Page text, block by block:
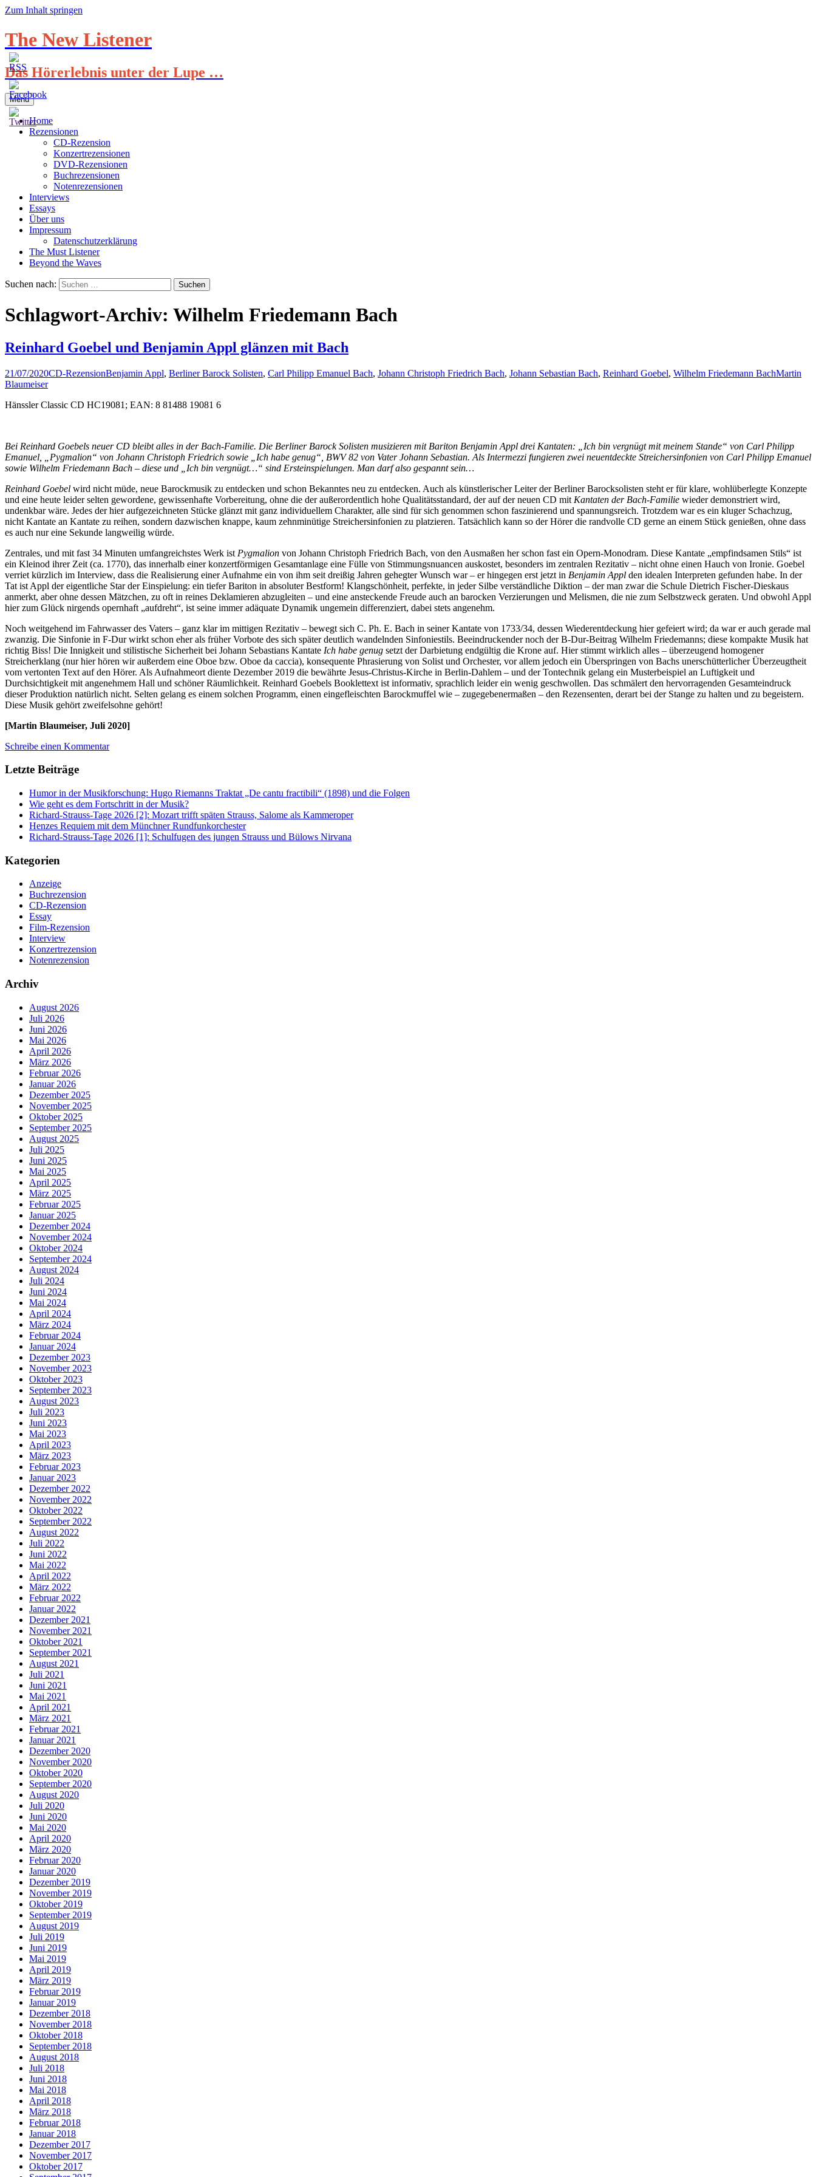
Zum Inhalt springen
The New Listener
Das Hörerlebnis unter der Lupe …
Menü
Home
Rezensionen
CD-Rezension
Konzertrezensionen
DVD-Rezensionen
Buchrezensionen
Notenrezensionen
Interviews
Essays
Über uns
Impressum
Datenschutzerklärung
The Must Listener
Beyond the Waves
Suchen nach:
Schlagwort-Archiv: Wilhelm Friedemann Bach
Reinhard Goebel und Benjamin Appl glänzen mit Bach
21/07/2020CD-RezensionBenjamin Appl, Berliner Barock Solisten, Carl Philipp Emanuel Bach, Johann Christoph Friedrich Bach, Johann Sebastian Bach, Reinhard Goebel, Wilhelm Friedemann BachMartin
Blaumeiser
Hänssler Classic CD HC19081; EAN: 8 81488 19081 6
Bei Reinhard Goebels neuer CD bleibt alles in der Bach-Familie. Die Berliner Barock Solisten musizieren mit Bariton Benjamin Appl drei Kantaten: „Ich bin vergnügt mit meinem Stande“ von Carl Philipp
Emanuel, „Pygmalion“ von Johann Christoph Friedrich sowie „Ich habe genug“, BWV 82 von Vater Johann Sebastian. Als Intermezzi fungieren zwei neuentdeckte Streichersinfonien von Carl Philipp Emanuel
sowie Wilhelm Friedemann Bach – diese und „Ich bin vergnügt…“ sind Ersteinspielungen. Man darf also gespannt sein…
Reinhard Goebel wird nicht müde, neue Barockmusik zu entdecken und schon Bekanntes neu zu entdecken. Auch als künstlerischer Leiter der Berliner Barocksolisten steht er für klare, wohlüberlegte Konzepte
und eine heute leider selten gewordene, gewissenhafte Vorbereitung, ohne die der außerordentlich hohe Qualitätsstandard, der auf der neuen CD mit Kantaten der Bach-Familie wieder demonstriert wird,
undenkbar wäre. Jedes der hier aufgezeichneten Stücke glänzt mit ganz individuellem Charakter, alle sind für sich genommen schon faszinierend und spannungsreich. Trotzdem war es ein kluger Schachzug,
nicht Kantate an Kantate zu reihen, sondern dazwischen knappe, kaum zehnminütige Streichersinfonien zu platzieren. Tatsächlich kann so der Hörer die randvolle CD gerne an einem Stück genießen, ohne dass
es auch nur eine Sekunde langweilig würde.
Zentrales, und mit fast 34 Minuten umfangreichstes Werk ist Pygmalion von Johann Christoph Friedrich Bach, von den Ausmaßen her schon fast ein Opern-Monodram. Diese Kantate „empfindsamen Stils“ ist
ein Kleinod ihrer Zeit (ca. 1770), das innerhalb einer konzertförmigen Gesamtanlage eine Fülle von Stimmungsnuancen auskostet, besonders im zentralen Rezitativ – nicht ohne einen Hauch von Ironie. Goebel
verriet kürzlich im Interview, dass die Realisierung einer Aufnahme ein von ihm seit dreißig Jahren gehegter Wunsch war – er hingegen erst jetzt in Benjamin Appl den idealen Interpreten gefunden habe. In der
Tat ist Appl der eigentliche Star der Einspielung: ein tiefer Bariton in absoluter Bestform! Klangschönheit, perfekte, in jeder Silbe verständliche Diktion – der man zwar die Schule Dietrich Fischer-Dieskaus
anmerkt, aber ohne dessen Mätzchen, zu oft in reines Deklamieren abzugleiten – und eine ansteckende Freude auch an barocken Verzierungen und Melismen, die nie zum Selbstzweck geraten. Und obwohl Appl
hier zum Glück nirgends opernhaft „aufdreht“, ist seine immer adäquate Dynamik ungemein differenziert, dabei stets angenehm.
Noch weitgehend im Fahrwasser des Vaters – ganz klar im mittigen Rezitativ – bewegt sich C. Ph. E. Bach in seiner Kantate von 1733/34, dessen Wiederentdeckung hier gefeiert wird; da war er auch gerade mal
zwanzig. Die Sinfonie in F-Dur wirkt schon eher als früher Vorbote des sich später deutlich wandelnden Sinfoniestils. Beeindruckender noch der B-Dur-Beitrag Wilhelm Friedemanns; diese kompakte Musik hat
richtig Biss! Die Innigkeit und stilistische Sicherheit bei Johann Sebastians Kantate Ich habe genug setzt der Darbietung endgültig die Krone auf. Hier stimmt wirklich alles – überzeugend homogener
Streicherklang (nur hier hören wir außerdem eine Oboe bzw. Oboe da caccia), konsequente Phrasierung von Solist und Orchester, vor allem jedoch ein Überspringen von Bachs unerschütterlicher Überzeugtheit
vom vertonten Text auf den Hörer. Als Aufnahmeort diente Dezember 2019 die bewährte Jesus-Christus-Kirche in Berlin-Dahlem – und der Tontechnik gelang ein Musterbeispiel an Luftigkeit und
Durchsichtigkeit mit angenehmem Hall und schöner Räumlichkeit. Reinhard Goebels Booklettext ist informativ, sprachlich leider ein wenig geschwollen. Das schmälert den hervorragenden Gesamteindruck
dieser Produktion natürlich nicht. Selten gelang es einem solchen Programm, einen eingefleischten Barockmuffel wie – zugegebenermaßen – den Rezensenten, derart bei der Stange zu halten und zu begeistern.
Diese Musik gehört zweifelsohne gehört!
[Martin Blaumeiser, Juli 2020]
Schreibe einen Kommentar
Letzte Beiträge
Humor in der Musikforschung: Hugo Riemanns Traktat „De cantu fractibili“ (1898) und die Folgen
Wie geht es dem Fortschritt in der Musik?
Richard-Strauss-Tage 2026 [2]: Mozart trifft späten Strauss, Salome als Kammeroper
Henzes Requiem mit dem Münchner Rundfunkorchester
Richard-Strauss-Tage 2026 [1]: Schulfugen des jungen Strauss und Bülows Nirvana
Kategorien
Anzeige
Buchrezension
CD-Rezension
Essay
Film-Rezension
Interview
Konzertrezension
Notenrezension
Archiv
August 2026
Juli 2026
Juni 2026
Mai 2026
April 2026
März 2026
Februar 2026
Januar 2026
Dezember 2025
November 2025
Oktober 2025
September 2025
August 2025
Juli 2025
Juni 2025
Mai 2025
April 2025
März 2025
Februar 2025
Januar 2025
Dezember 2024
November 2024
Oktober 2024
September 2024
August 2024
Juli 2024
Juni 2024
Mai 2024
April 2024
März 2024
Februar 2024
Januar 2024
Dezember 2023
November 2023
Oktober 2023
September 2023
August 2023
Juli 2023
Juni 2023
Mai 2023
April 2023
März 2023
Februar 2023
Januar 2023
Dezember 2022
November 2022
Oktober 2022
September 2022
August 2022
Juli 2022
Juni 2022
Mai 2022
April 2022
März 2022
Februar 2022
Januar 2022
Dezember 2021
November 2021
Oktober 2021
September 2021
August 2021
Juli 2021
Juni 2021
Mai 2021
April 2021
März 2021
Februar 2021
Januar 2021
Dezember 2020
November 2020
Oktober 2020
September 2020
August 2020
Juli 2020
Juni 2020
Mai 2020
April 2020
März 2020
Februar 2020
Januar 2020
Dezember 2019
November 2019
Oktober 2019
September 2019
August 2019
Juli 2019
Juni 2019
Mai 2019
April 2019
März 2019
Februar 2019
Januar 2019
Dezember 2018
November 2018
Oktober 2018
September 2018
August 2018
Juli 2018
Juni 2018
Mai 2018
April 2018
März 2018
Februar 2018
Januar 2018
Dezember 2017
November 2017
Oktober 2017